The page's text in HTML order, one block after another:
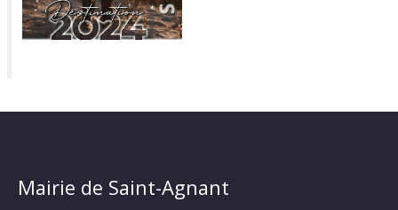
Mairie de Saint-Agnant